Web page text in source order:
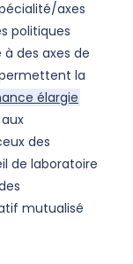
axes
politiques
des axes de
la
élargie
des
de laboratoire
mutualisé